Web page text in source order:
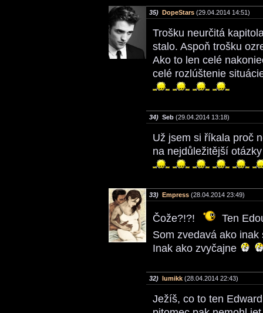
35) DopeStars (29.04.2014 14:51)
Trošku neurčitá
stalo. Aspoň trošku
Ako to len celé
celé rozlúštenie
34) Seb (29.04.2014 13:18)
Už jsem si říkala proč
na nejdůležitější
33) Empress (28.04.2014 23:49)
Čože?!?!
Ten
Som zvedavá ako
Inak ako zvyčajne
32) lumikk (28.04.2014 22:43)
Ježíš, co to ten